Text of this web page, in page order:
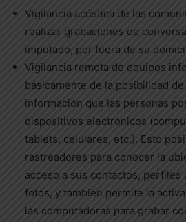
Vigilancia acústica de las
realizar grabaciones de
imputado, por fuera de su
Vigilancia remota de equipos
básicamente de la posibilidad
información que las personas
dispositivos electrónicos
tablets, celulares, etc.). Esto
rastreadores para conocer la
acceso a sus contactos, perfiles
fotos, y también permite la
las computadoras para grabar